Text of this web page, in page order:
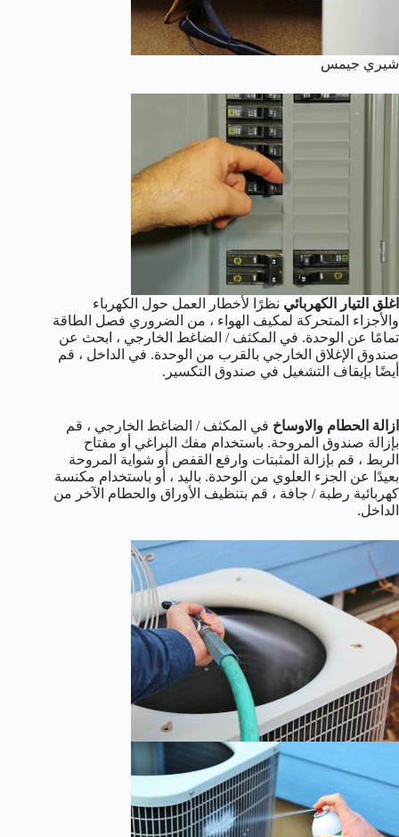
شيري جيمس
اغلق التيار الكهربائي نظرًا لأخطار العمل حول الكهرباء
والأجزاء المتحركة لمكيف الهواء ، من الضروري فصل الطاقة
تمامًا عن الوحدة. في المكثف / الضاغط الخارجي ، ابحث عن
صندوق الإغلاق الخارجي بالقرب من الوحدة. في الداخل ، قم
أيضًا بإيقاف التشغيل في صندوق التكسير.
ازالة الحطام والاوساخ في المكثف / الضاغط الخارجي ، قم
بإزالة صندوق المروحة. باستخدام مفك البراغي أو مفتاح
الربط ، قم بإزالة المثبتات وارفع القفص أو شواية المروحة
بعيدًا عن الجزء العلوي من الوحدة. باليد ، أو باستخدام مكنسة
كهربائية رطبة / جافة ، قم بتنظيف الأوراق والحطام الآخر من
الداخل.